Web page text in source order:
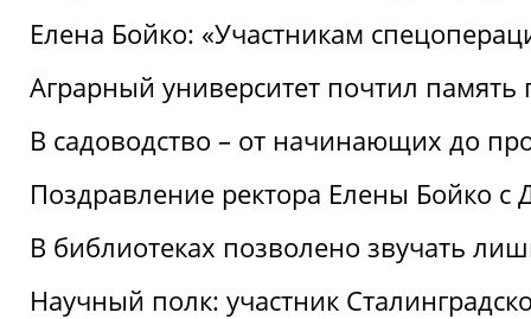
Елена Бойко: «Участникам
Аграрный университет почтил
В садоводство – от начинающих до
Поздравление ректора Елены Бойко
В библиотеках позволено звучать
Научный полк: участник